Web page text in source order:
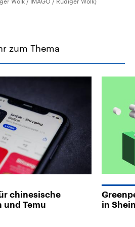
zum Thema
chinesische
und Temu
in